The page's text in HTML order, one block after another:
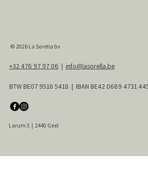
© 2026 La Sorella bv
Larum 3 | 2440 Geel
+32 476 97 97 06 | info@lasorella.be
BTW BE07 9516 5418 | IBAN BE42 0689 4731